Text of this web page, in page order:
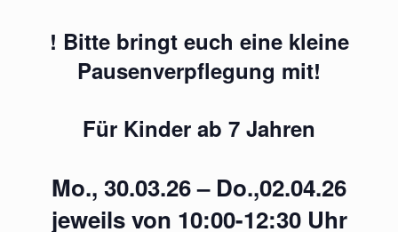
! Bitte bringt euch eine kleine
Pausenverpflegung mit!
Für Kinder ab 7 Jahren
Mo., 30.03.26– Do.,02.04.26
jeweils von 10:00-12:30 Uhr